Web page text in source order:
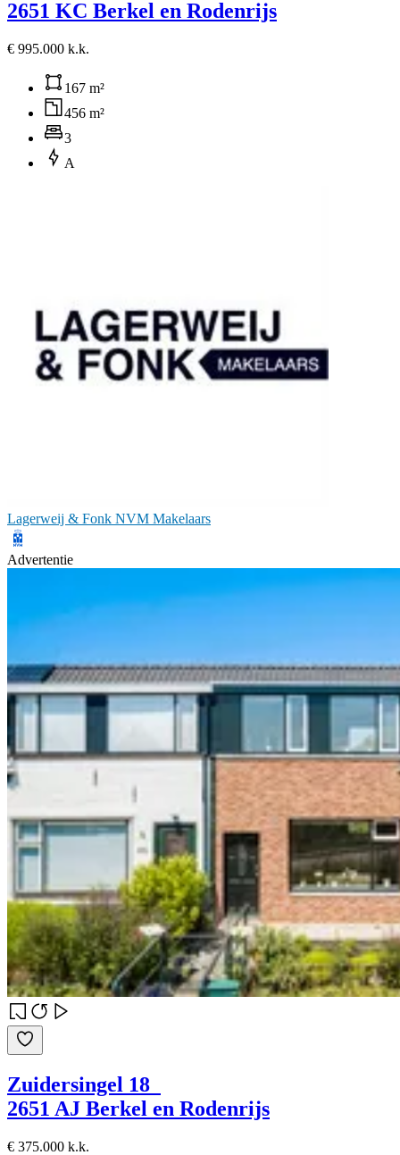
2651 KC Berkel en Rodenrijs
€ 995.000 k.k.
167 m²
456 m²
3
A
Lagerweij & Fonk NVM Makelaars
Advertentie
Zuidersingel 18
2651 AJ Berkel en Rodenrijs
€ 375.000 k.k.